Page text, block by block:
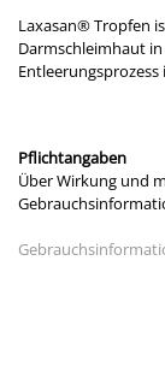
Laxasan® Tropfen
Darmschleimhaut
Pflichtangaben
Über Wirkung und